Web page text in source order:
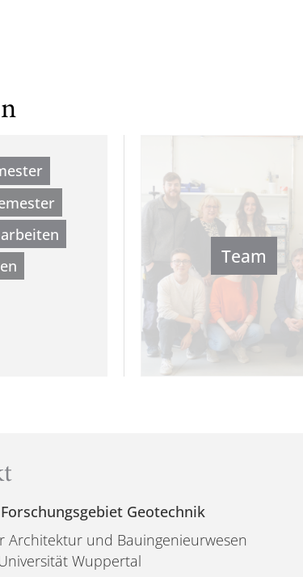
Team
Geotechnik
Architektur und Bauingenieurwesen
Wuppertal